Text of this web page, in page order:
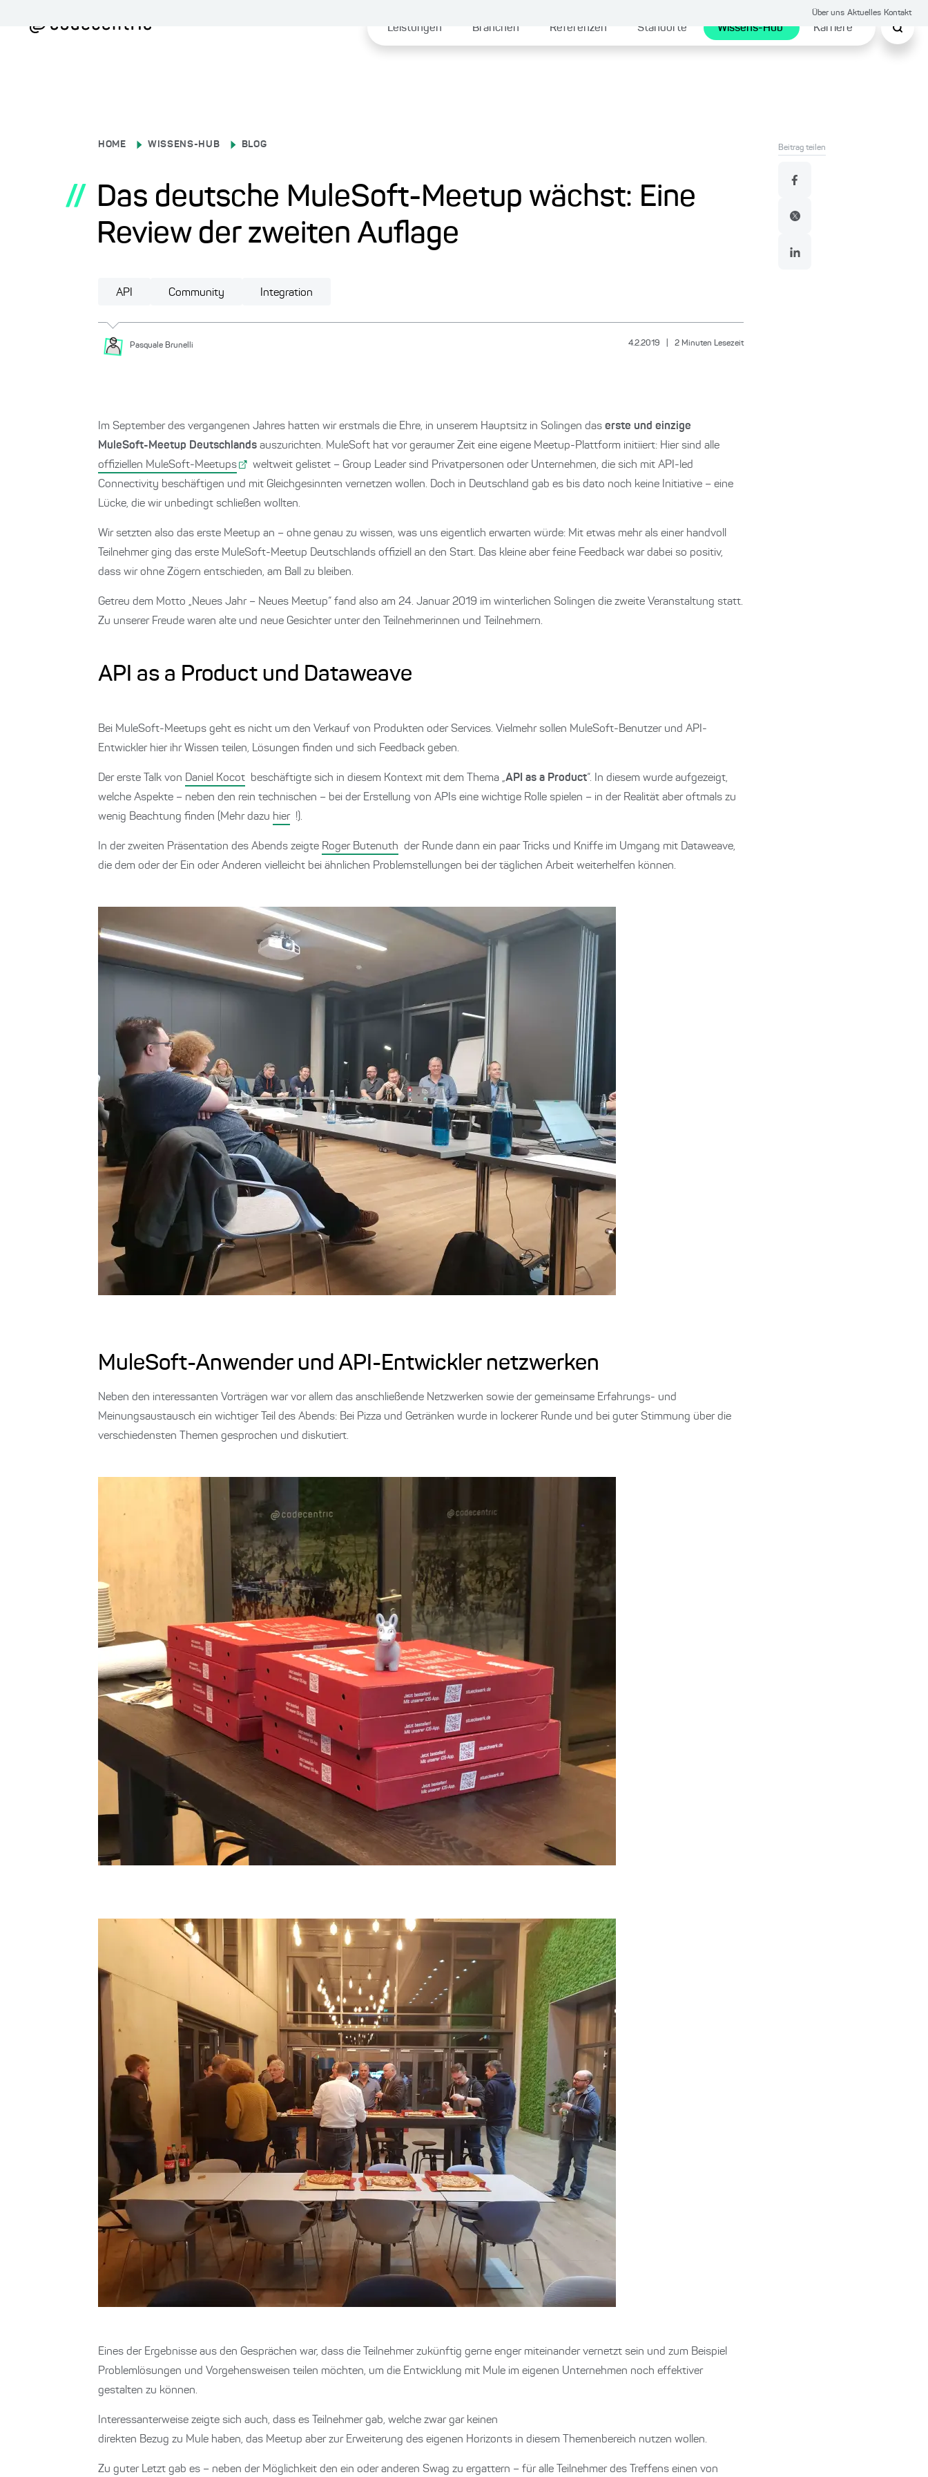
Über uns Aktuelles Kontakt
Leistungen Branchen Referenzen Standorte Wissens-Hub Karriere
HOME WISSENS-HUB BLOG
// Das deutsche MuleSoft-Meetup wächst: Eine
Review der zweiten Auflage
API Community Integration
Pasquale Brunelli 4.2.2019 2 Minuten Lesezeit
Im September des vergangenen Jahres hatten wir erstmals die Ehre, in unserem Hauptsitz in Solingen das erste und einzige
MuleSoft-Meetup Deutschlands auszurichten. MuleSoft hat vor geraumer Zeit eine eigene Meetup-Plattform initiiert: Hier sind alle
offiziellen MuleSoft-Meetups
weltweit gelistet – Group Leader sind Privatpersonen oder Unternehmen, die sich mit API-led
Connectivity beschäftigen und mit Gleichgesinnten vernetzen wollen. Doch in Deutschland gab es bis dato noch keine Initiative – eine
Lücke, die wir unbedingt schließen wollten.
Wir setzten also das erste Meetup an – ohne genau zu wissen, was uns eigentlich erwarten würde: Mit etwas mehr als einer handvoll
Teilnehmer ging das erste MuleSoft-Meetup Deutschlands offiziell an den Start. Das kleine aber feine Feedback war dabei so positiv,
dass wir ohne Zögern entschieden, am Ball zu bleiben.
Getreu dem Motto „Neues Jahr – Neues Meetup“ fand also am 24. Januar 2019 im winterlichen Solingen die zweite Veranstaltung statt.
Zu unserer Freude waren alte und neue Gesichter unter den Teilnehmerinnen und Teilnehmern.
API as a Product und Dataweave
Bei MuleSoft-Meetups geht es nicht um den Verkauf von Produkten oder Services. Vielmehr sollen MuleSoft-Benutzer und API-
Entwickler hier ihr Wissen teilen, Lösungen finden und sich Feedback geben.
Der erste Talk von Daniel Kocot beschäftigte sich in diesem Kontext mit dem Thema „API as a Product“. In diesem wurde aufgezeigt,
welche Aspekte – neben den rein technischen – bei der Erstellung von APIs eine wichtige Rolle spielen – in der Realität aber oftmals zu
wenig Beachtung finden (Mehr dazu hier !).
In der zweiten Präsentation des Abends zeigte Roger Butenuth der Runde dann ein paar Tricks und Kniffe im Umgang mit Dataweave,
die dem oder der Ein oder Anderen vielleicht bei ähnlichen Problemstellungen bei der täglichen Arbeit weiterhelfen können.
MuleSoft-Anwender und API-Entwickler netzwerken
Neben den interessanten Vorträgen war vor allem das anschließende Netzwerken sowie der gemeinsame Erfahrungs- und
Meinungsaustausch ein wichtiger Teil des Abends: Bei Pizza und Getränken wurde in lockerer Runde und bei guter Stimmung über die
verschiedensten Themen gesprochen und diskutiert.
Eines der Ergebnisse aus den Gesprächen war, dass die Teilnehmer zukünftig gerne enger miteinander vernetzt sein und zum Beispiel
Problemlösungen und Vorgehensweisen teilen möchten, um die Entwicklung mit Mule im eigenen Unternehmen noch effektiver
gestalten zu können.
Interessanterweise zeigte sich auch, dass es Teilnehmer gab, welche zwar gar keinen
direkten Bezug zu Mule haben, das Meetup aber zur Erweiterung des eigenen Horizonts in diesem Themenbereich nutzen wollen.
Zu guter Letzt gab es – neben der Möglichkeit den ein oder anderen Swag zu ergattern – für alle Teilnehmer des Treffens einen von
Beitrag teilen